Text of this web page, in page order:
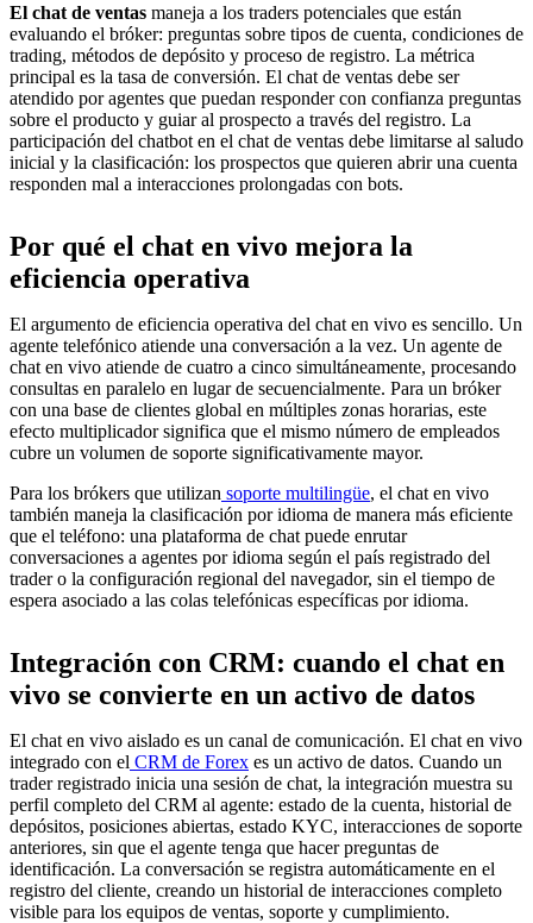
El chat de ventas maneja a los traders potenciales que están
evaluando el bróker: preguntas sobre tipos de cuenta, condiciones de
trading, métodos de depósito y proceso de registro. La métrica
principal es la tasa de conversión. El chat de ventas debe ser
atendido por agentes que puedan responder con confianza preguntas
sobre el producto y guiar al prospecto a través del registro. La
participación del chatbot en el chat de ventas debe limitarse al saludo
inicial y la clasificación: los prospectos que quieren abrir una cuenta
responden mal a interacciones prolongadas con bots.
Por qué el chat en vivo mejora la
eficiencia operativa
El argumento de eficiencia operativa del chat en vivo es sencillo. Un
agente telefónico atiende una conversación a la vez. Un agente de
chat en vivo atiende de cuatro a cinco simultáneamente, procesando
consultas en paralelo en lugar de secuencialmente. Para un bróker
con una base de clientes global en múltiples zonas horarias, este
efecto multiplicador significa que el mismo número de empleados
cubre un volumen de soporte significativamente mayor.
Para los brókers que utilizan soporte multilingüe, el chat en vivo
también maneja la clasificación por idioma de manera más eficiente
que el teléfono: una plataforma de chat puede enrutar
conversaciones a agentes por idioma según el país registrado del
trader o la configuración regional del navegador, sin el tiempo de
espera asociado a las colas telefónicas específicas por idioma.
Integración con CRM: cuando el chat en
vivo se convierte en un activo de datos
El chat en vivo aislado es un canal de comunicación. El chat en vivo
integrado con el CRM de Forex es un activo de datos. Cuando un
trader registrado inicia una sesión de chat, la integración muestra su
perfil completo del CRM al agente: estado de la cuenta, historial de
depósitos, posiciones abiertas, estado KYC, interacciones de soporte
anteriores, sin que el agente tenga que hacer preguntas de
identificación. La conversación se registra automáticamente en el
registro del cliente, creando un historial de interacciones completo
visible para los equipos de ventas, soporte y cumplimiento.